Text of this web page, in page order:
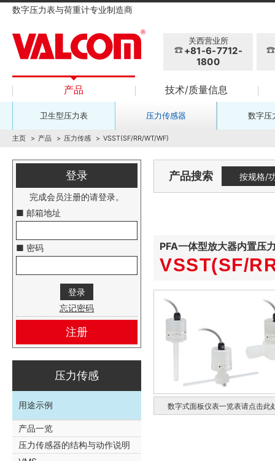
数字压力表与荷重计专业制造商
关西营业所
+81-6-7712-
1800
产品 技术/质量信息
卫生型压力表 压力传感器 数字压
主页 产品 压力传感 VSST(SF/RR/WT/WF)
产品搜索 按规格/
PFA一体型放大器内置压
VSST(SF/
数字式面板仪表一览表请点击此
登录
完成会员注册的请登录。
■ 邮箱地址
■ 密码
忘记密码
注册
压力传感
用途示例
产品一览
压力传感器的结构与动作说明